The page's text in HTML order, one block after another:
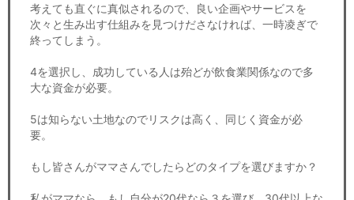
考えても直ぐに真似されるので、良い企画やサービスを
次々と生み出す仕組みを見つけださなければ、一時凌ぎで
終ってしまう。
4を選択し、成功している人は殆どが飲食業関係なので多
大な資金が必要。
5は知らない土地なのでリスクは高く、同じく資金が必
要。
もし皆さんがママさんでしたらどのタイプを選びますか？